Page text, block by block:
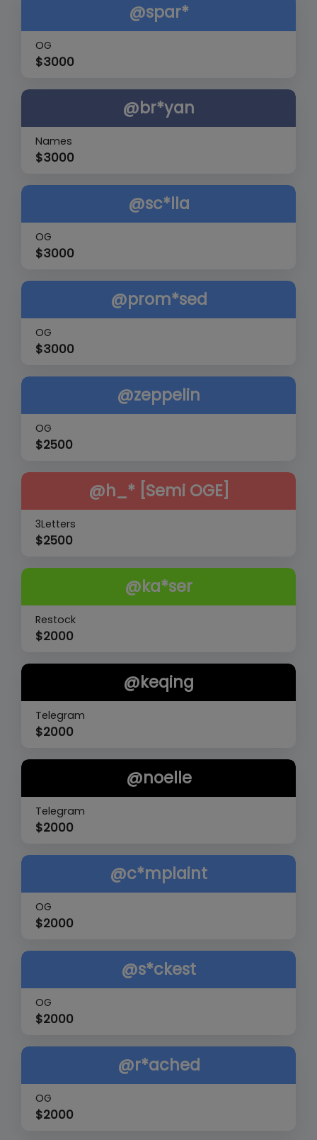
@spar*
OG
$3000
@br*yan
Names
$3000
@sc*lla
OG
$3000
@prom*sed
OG
$3000
@zeppelin
OG
$2500
@h_* [Semi OGE]
3Letters
$2500
@ka*ser
Restock
$2000
@keqing
Telegram
$2000
@noelle
Telegram
$2000
@c*mplaint
OG
$2000
@s*ckest
OG
$2000
@r*ached
OG
$2000